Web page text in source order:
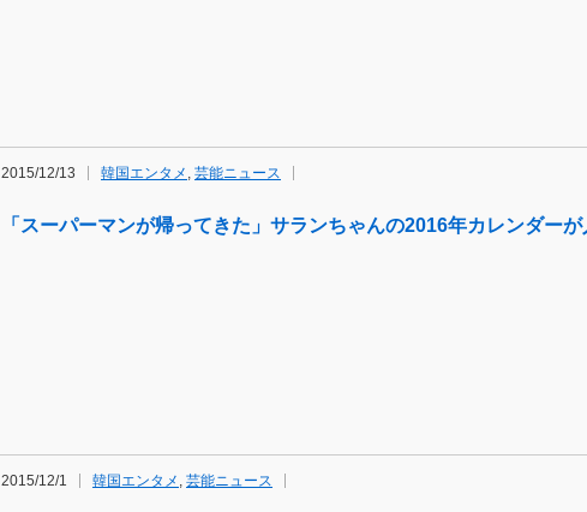
2015/12/13 韓国エンタメ , 芸能ニュース
「スーパーマンが帰ってきた」サランちゃんの2016年カレンダー
2015/12/1 韓国エンタメ , 芸能ニュース